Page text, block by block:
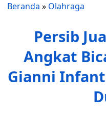
Beranda » Olahraga
Persib
Angkat
Gianni